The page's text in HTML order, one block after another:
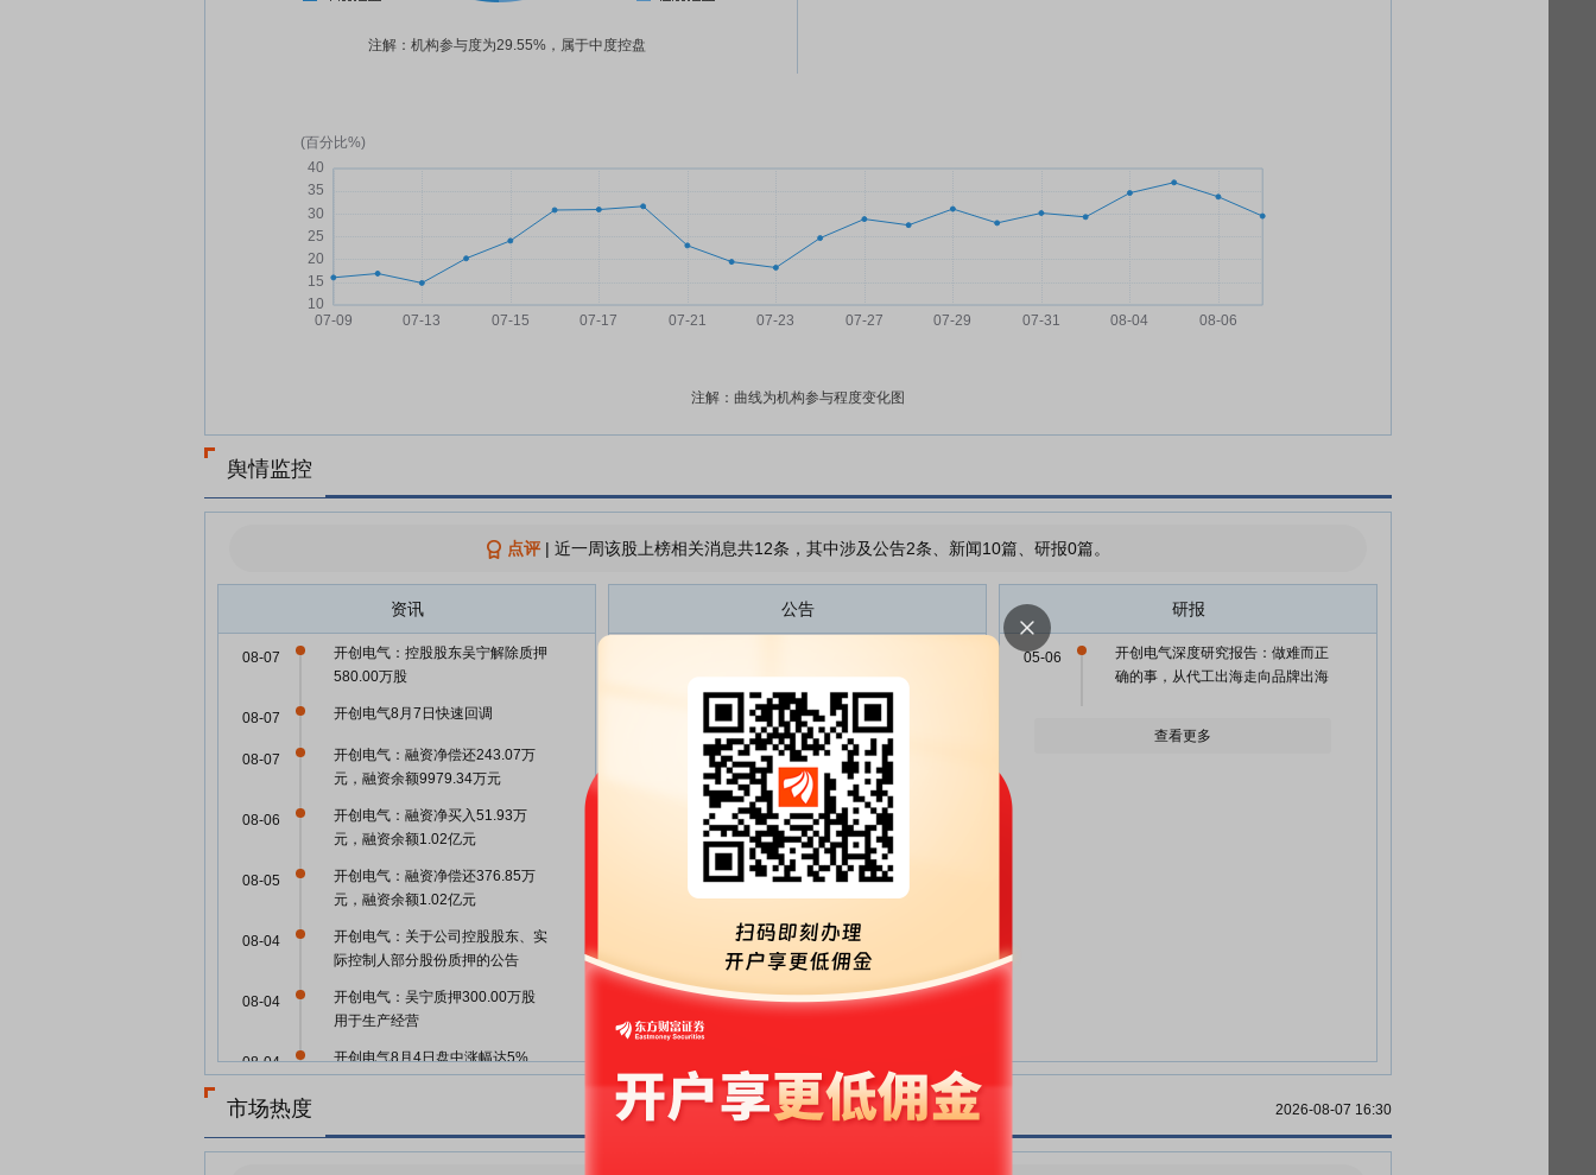
注解：机构参与度为29.55%，属于中度控盘
注解：曲线为机构参与程度变化图
舆情监控
点评| 近一周该股上榜相关消息共12条，其中涉及公告2条、新闻10篇、研报0篇。
资讯
开创电气：控股股东吴宁解除质押
580.00万股
08-07
开创电气8月7日快速回调
08-07
开创电气：融资净偿还243.07万
元，融资余额9979.34万元
08-07
开创电气：融资净买入51.93万
元，融资余额1.02亿元
08-06
开创电气：融资净偿还376.85万
元，融资余额1.02亿元
08-05
开创电气：关于公司控股股东、实
际控制人部分股份质押的公告
08-04
开创电气：吴宁质押300.00万股
用于生产经营
08-04
开创电气8月4日盘中涨幅达5%
08-04
08-04
开创电气：融资净买入14.51万
公告
际控制人部分股份解除质押的公告
开创电气:关于公司控股股东、实
际控制人部分股份质押的公告
开创电气:关于注销部分募集资金
现金管理专用结算账户的公告
开创电气:关于注销部分募集资金
现金管理专用结算账户的公告
开创电气:首次公开发行前已发行
部分股份上市流通的提示性公告
开创电气:国金证券股份有限公司
关于浙江开创电气股份有限公司首
次公开发行前已发行部分股份上市
关系管理信息20260624
开创电气:关于公司控股股东之一
研报
开创电气深度研究报告：做难而正
确的事，从代工出海走向品牌出海
05-06
查看更多
市场热度 2026-08-07 16:30